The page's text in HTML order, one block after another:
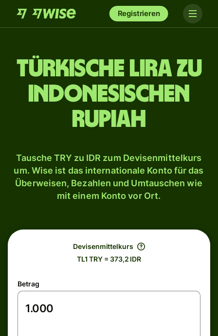
Registrieren
Türkische Lira zu
indonesischen
Rupiah
Tausche TRY zu IDR zum Devisenmittelkurs
um. Wise ist das internationale Konto für das
Überweisen, Bezahlen und Umtauschen wie
mit einem Konto vor Ort.
Devisenmittelkurs
TL1 TRY = 373,2 IDR
Betrag